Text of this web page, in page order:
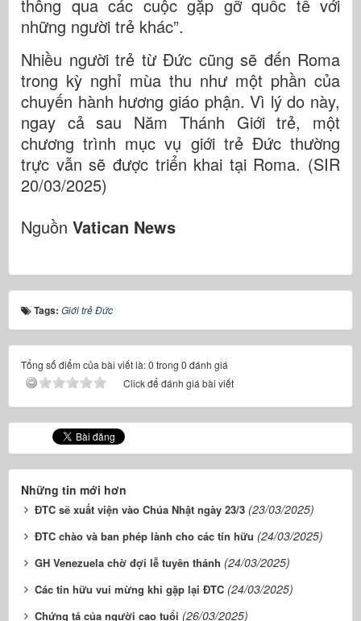
thông qua các cuộc gặp gỡ quốc tế với
những người trẻ khác”.
Nhiều người trẻ từ Đức cũng sẽ đến Roma
trong kỳ nghỉ mùa thu như một phần của
chuyến hành hương giáo phận. Vì lý do này,
ngay cả sau Năm Thánh Giới trẻ, một
chương trình mục vụ giới trẻ Đức thường
trực vẫn sẽ được triển khai tại Roma. (SIR
20/03/2025)
Nguồn Vatican News
Tags: Giới trẻ Đức
Tổng số điểm của bài viết là: 0 trong 0 đánh giá
Click để đánh giá bài viết
Những tin mới hơn
ĐTC sẽ xuất viện vào Chúa Nhật ngày 23/3 (23/03/2025)
ĐTC chào và ban phép lành cho các tín hữu (24/03/2025)
GH Venezuela chờ đợi lễ tuyên thánh (24/03/2025)
Các tín hữu vui mừng khi gặp lại ĐTC (24/03/2025)
Chứng tá của người cao tuổi (26/03/2025)